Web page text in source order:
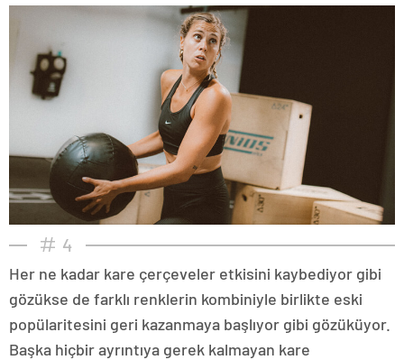
4
Her ne kadar kare çerçeveler etkisini kaybediyor gibi
gözükse de farklı renklerin kombiniyle birlikte eski
popülaritesini geri kazanmaya başlıyor gibi gözüküyor.
Başka hiçbir ayrıntıya gerek kalmayan kare